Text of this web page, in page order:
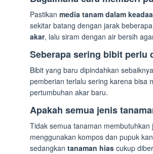
Pastikan media tanam dalam
sekitar batang dengan jarak
akar, lalu siram dengan air bersih
Seberapa sering bibit perlu
Bibit yang baru dipindahkan
pemberian terlalu sering karena bisa
pertumbuhan akar baru.
Apakah semua jenis
Tidak semua tanaman membutuhkan
menggunakan kompos dan pupuk
sedangkan tanaman hias cukup